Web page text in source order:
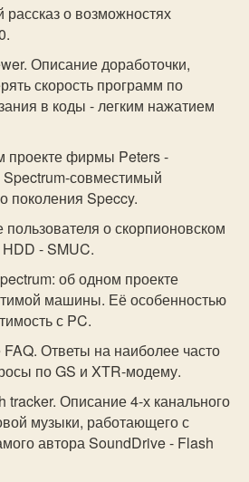
рассказ о возможностях
Описание доработочки,
скорость программ по
в коды - легким нажатием
проекте фирмы Peters -
совместимый
поколения Speccy.
о скорпионовском
- SMUC.
об одном проекте
машины. Её особенностью
с PC.
FAQ. Ответы на наиболее часто
по GS и XTR-модему.
tracker. Описание 4-х канального
музыки, работающего с
автора SoundDrive - Flash